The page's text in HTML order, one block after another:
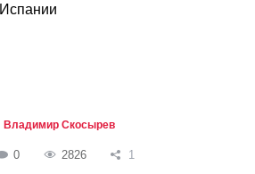
Испании
Владимир Скосырев
0 2826 1